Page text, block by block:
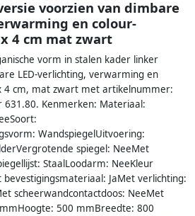
voorzien van dimbare
en colour-
4 cm mat zwart
vorm in stalen kader linker
LED-verlichting, verwarming en
4 cm, mat zwart met artikelnummer:
Kenmerken: Materiaal:
WandspiegelUitvoering:
spiegel: NeeMet
StaalLoodarm: NeeKleur
JaMet verlichting:
scheerwandcontactdoos: NeeMet
500 mmBreedte: 800